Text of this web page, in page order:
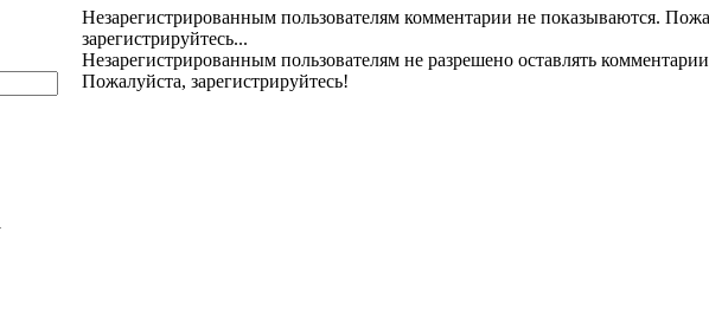
Незарегистрированным пользователям комментарии не показываются.
зарегистрируйтесь...
Незарегистрированным пользователям не разрешено оставлять
Пожалуйста, зарегистрируйтесь!